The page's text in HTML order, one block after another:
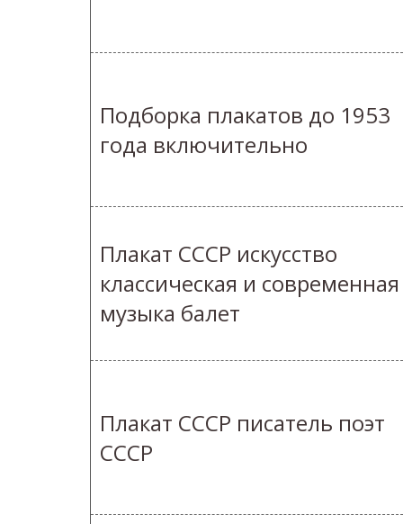
Подборка плакатов до 1953
года включительно
Плакат СССР искусство
классическая и современная
музыка балет
Плакат СССР писатель поэт
СССР